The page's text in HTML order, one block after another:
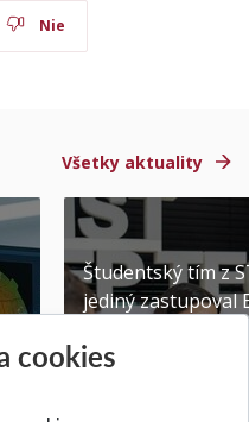
Nie
Všetky aktuality
Študentský tím z
jediný zastupoval
Publikované
cookies